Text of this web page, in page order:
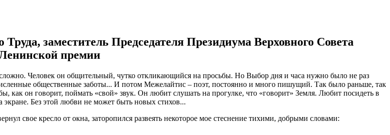
заместитель Председателя Президиума Верховного Совета
премии
Человек он общительный, чутко откликающийся на просьбы. Но Выбор дня и часа нужно было не раз
общественные заботы... И потом Межелайтис – поэт, постоянно и много пишущий. Так было раньше, так
как он говорит, поймать «свой» звук. Он любит слушать на прогулке, что «говорит» Земля. Любит посидеть в
Без этой любви не может быть новых стихов...
свое кресло от окна, заторопился развеять некоторое мое стеснение тихими, добрыми словами: